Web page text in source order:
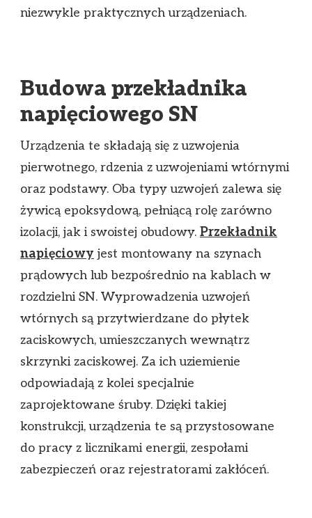
niezwykle praktycznych urządzeniach.
Budowa przekładnika
napięciowego SN
Urządzenia te składają się z uzwojenia
pierwotnego, rdzenia z uzwojeniami wtórnymi
oraz podstawy. Oba typy uzwojeń zalewa się
żywicą epoksydową, pełniącą rolę zarówno
izolacji, jak i swoistej obudowy. Przekładnik
napięciowy jest montowany na szynach
prądowych lub bezpośrednio na kablach w
rozdzielni SN. Wyprowadzenia uzwojeń
wtórnych są przytwierdzane do płytek
zaciskowych, umieszczanych wewnątrz
skrzynki zaciskowej. Za ich uziemienie
odpowiadają z kolei specjalnie
zaprojektowane śruby. Dzięki takiej
konstrukcji, urządzenia te są przystosowane
do pracy z licznikami energii, zespołami
zabezpieczeń oraz rejestratorami zakłóceń.